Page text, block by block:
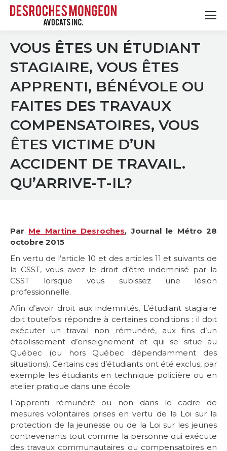
VOUS ÊTES UN ÉTUDIANT
STAGIAIRE, VOUS ÊTES
APPRENTI, BÉNÉVOLE OU
FAITES DES TRAVAUX
COMPENSATOIRES, VOUS
ÊTES VICTIME D’UN
ACCIDENT DE TRAVAIL.
QU’ARRIVE-T-IL?
Par Me Martine Desroches, Journal le Métro 28
octobre 2015
En vertu de l’article 10 et des articles 11 et suivants de
la CSST, vous avez le droit d’être indemnisé par la
CSST lorsque vous subissez une lésion
professionnelle.
Afin d’avoir droit aux indemnités, L’étudiant stagiaire
doit toutefois répondre à certaines conditions : il doit
exécuter un travail non rémunéré, aux fins d’un
établissement d’enseignement et qui se situe au
Québec (ou hors Québec dépendamment des
situations). Certains cas d’étudiants ont été exclus, par
exemple les étudiants en technique policière ou en
atelier pratique dans une école.
L’apprenti rémunéré ou non dans le cadre de
mesures volontaires prises en vertu de la Loi sur la
protection de la jeunesse ou de la Loi sur les jeunes
contrevenants tout comme la personne qui exécute
des travaux communautaires ou compensatoires en